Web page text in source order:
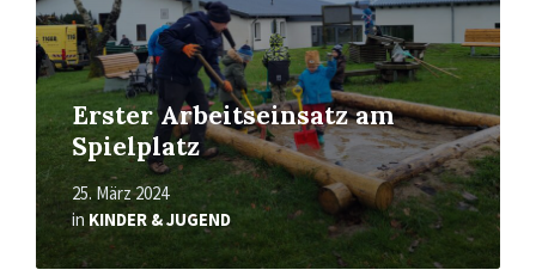
Erster Arbeitseinsatz am
Spielplatz
25. März 2024
in KINDER & JUGEND